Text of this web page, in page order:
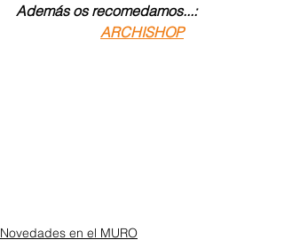
Además os recomedamos...:
ARCHISHOP
Novedades en el MURO